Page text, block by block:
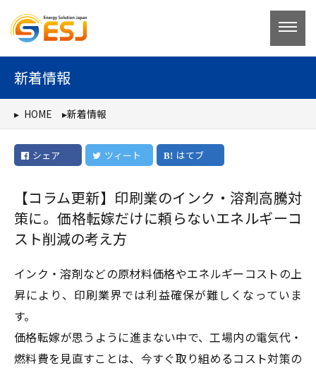
ス
キ
ッ
新着情報
HOME 新着情報
シェア ツィート はてブ
【コラム更新】印刷業のインク・溶剤高騰対
策に。価格転嫁だけに頼らないエネルギーコ
スト削減の考え方
インク・溶剤などの原材料価格やエネルギーコストの上
昇により、印刷業界では利益確保が難しくなっていま
す。
価格転嫁が思うように進まない中で、工場内の電気代・
燃料費を見直すことは、今すぐ取り組めるコスト対策の